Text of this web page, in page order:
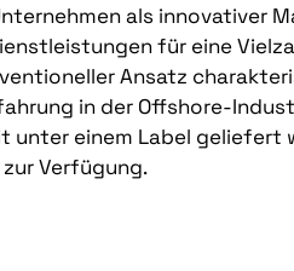
als innovativer
für eine
Ansatz
in der Offshore-
unter einem Label geliefert
Verfügung.